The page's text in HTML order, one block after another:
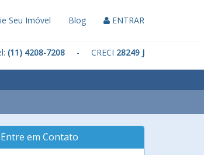
Seu Imóvel Blog ENTRAR
(11) 4208-7208 - CRECI 28249 J
Entre em Contato